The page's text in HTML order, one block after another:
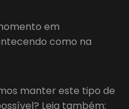
em
como na
manter este tipo de
Leia também: